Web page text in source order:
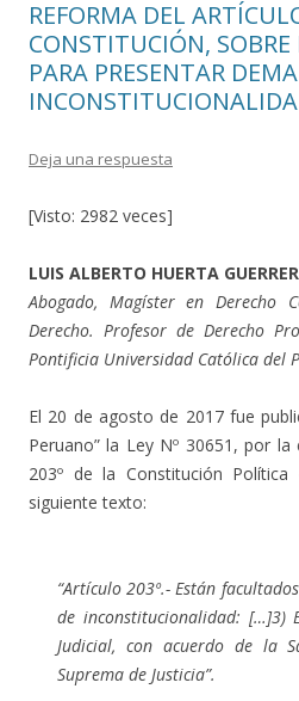
REFORMA DEL
CONSTITUCIÓN,
PARA PRESENTAR
Deja una respuesta
[Visto: 2982 veces]
LUIS ALBERTO HUERTA
Abogado, Magíster en Derecho
Derecho. Profesor de Derecho
Pontificia Universidad Católica del
El 20 de agosto de 2017 fue
Peruano” la Ley Nº 30651, por
203º de la Constitución
siguiente texto:
“Artículo 203º.- Están
de inconstitucionalidad: […]3)
Judicial, con acuerdo de la
Suprema de Justicia”.